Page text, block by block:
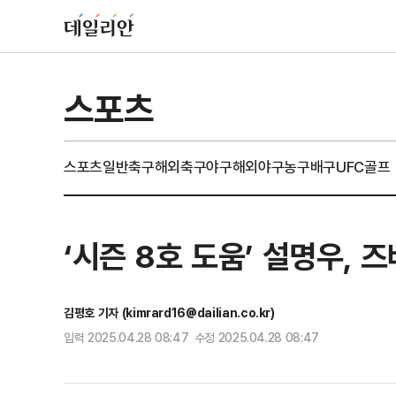
스포츠
스포츠일반축구해외축구야구해외야구농구배구UFC골프
‘시즌 8호 도움’ 설명우,
김평호 기자 (kimrard16@dailian.co.kr)
입력 2025.04.28 08:47 수정 2025.04.28 08:47